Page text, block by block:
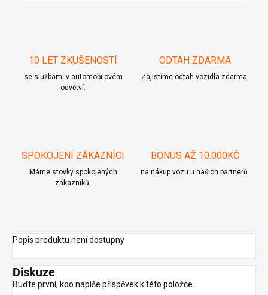
10 LET ZKUŠENOSTÍ
se službami v automobilovém
odvětví.
ODTAH ZDARMA
Zajistíme odtah vozidla zdarma.
SPOKOJENÍ ZÁKAZNÍCI
Máme stovky spokojených
zákazníků.
BONUS AŽ 10.000KČ
na nákup vozu u našich partnerů.
Popis produktu není dostupný
Diskuze
Buďte první, kdo napíše příspěvek k této položce.